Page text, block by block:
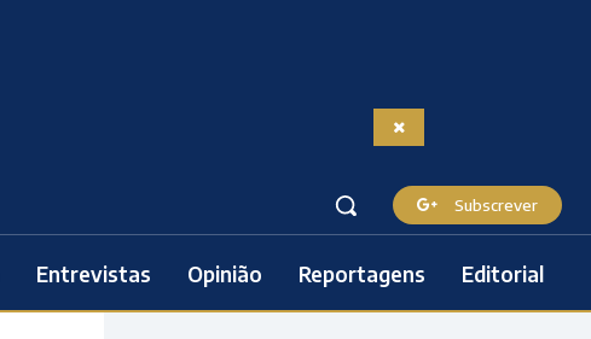
Subscrever
Entrevistas Opinião Reportagens Editorial